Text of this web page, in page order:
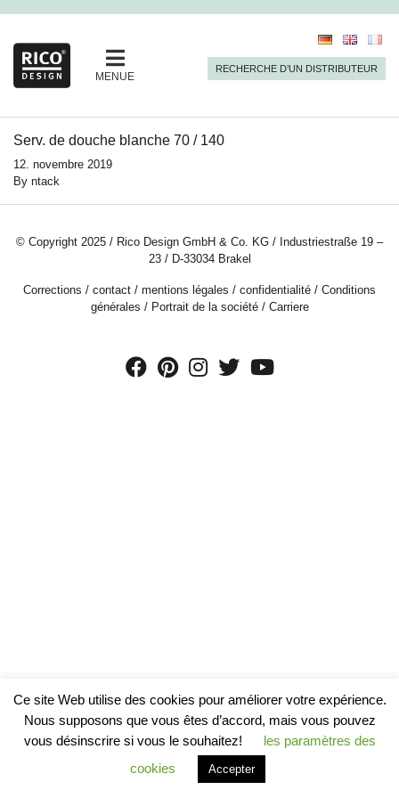
MENUE
RECHERCHE D’UN DISTRIBUTEUR
Serv. de douche blanche 70 / 140
12. novembre 2019
By ntack
© Copyright 2025 / Rico Design GmbH & Co. KG / Industriestraße 19 –
23 / D-33034 Brakel
Corrections / contact / mentions légales / confidentialité / Conditions
générales / Portrait de la société/ Carriere
Ce site Web utilise des cookies pour améliorer votre expérience.
Nous supposons que vous êtes d’accord, mais vous pouvez
vous désinscrire si vous le souhaitez!
les paramètres des
cookies
Accepter